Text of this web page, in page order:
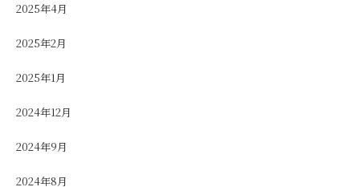
2025年4月
2025年2月
2025年1月
2024年12月
2024年9月
2024年8月